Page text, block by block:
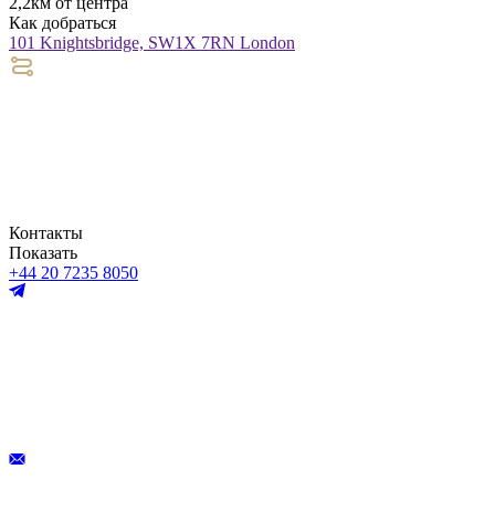
Как добраться
101 Knightsbridge, SW1X 7RN London
Контакты
Показать
+44 20 7235 8050